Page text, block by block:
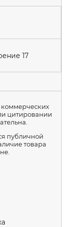
17
цитировании
публичной
товара